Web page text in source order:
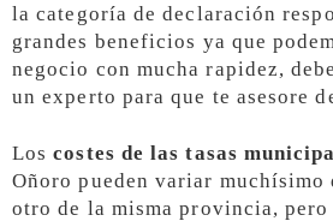
la categoría de declaración
grandes beneficios ya que
negocio con mucha rapidez,
un experto para que te asesore
Loscostes de las tasas
Oñoro pueden variar muchísimo
otro de la misma provincia, pero